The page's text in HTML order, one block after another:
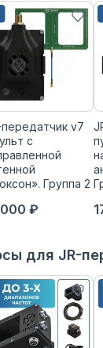
v7
с
Группа 2
000 ₽
для JR-